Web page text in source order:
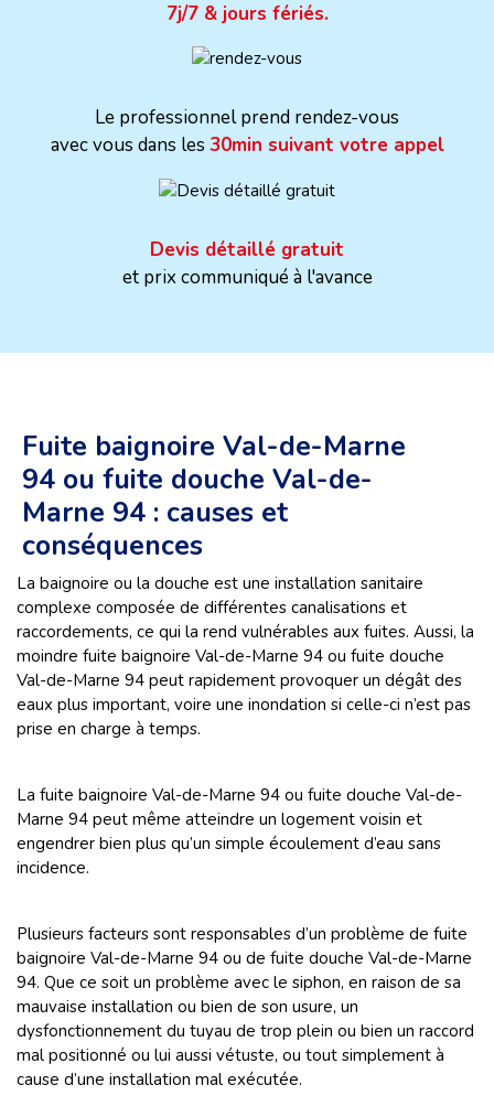
7j/7 & jours fériés.
Le professionnel prend rendez-vous
avec vous dans les 30min suivant votre appel
Devis détaillé gratuit
et prix communiqué à l'avance
Fuite baignoire Val-de-Marne
94 ou fuite douche Val-de-
Marne 94 : causes et
conséquences
La baignoire ou la douche est une installation sanitaire
complexe composée de différentes canalisations et
raccordements, ce qui la rend vulnérables aux fuites. Aussi, la
moindre fuite baignoire Val-de-Marne 94 ou fuite douche
Val-de-Marne 94 peut rapidement provoquer un dégât des
eaux plus important, voire une inondation si celle-ci n’est pas
prise en charge à temps.
La fuite baignoire Val-de-Marne 94 ou fuite douche Val-de-
Marne 94 peut même atteindre un logement voisin et
engendrer bien plus qu’un simple écoulement d’eau sans
incidence.
Plusieurs facteurs sont responsables d’un problème de fuite
baignoire Val-de-Marne 94 ou de fuite douche Val-de-Marne
94. Que ce soit un problème avec le siphon, en raison de sa
mauvaise installation ou bien de son usure, un
dysfonctionnement du tuyau de trop plein ou bien un raccord
mal positionné ou lui aussi vétuste, ou tout simplement à
cause d’une installation mal exécutée.